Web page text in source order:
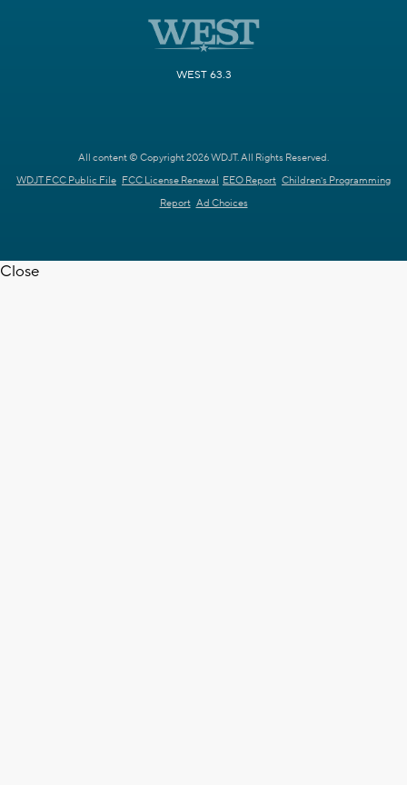
WEST 63.3
All content © Copyright 2026 WDJT. All Rights Reserved.
WDJT FCC Public File FCC License Renewal EEO Report Children's Programming
Report Ad Choices
Close